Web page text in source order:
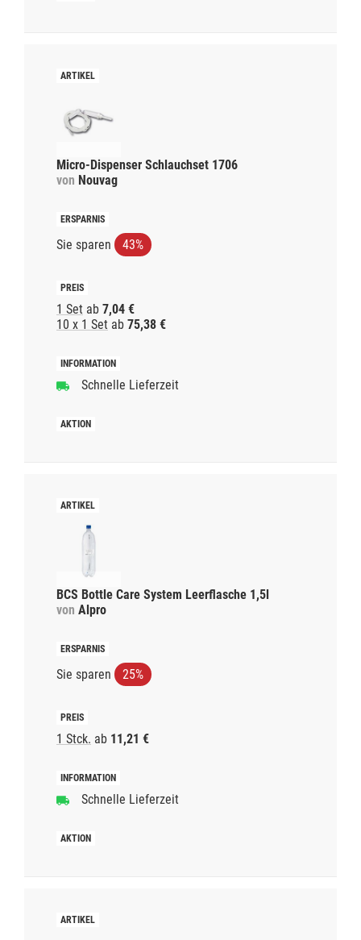
Micro-Dispenser Schlauchset 1706
von Nouvag
Sie sparen 43%
1 Set ab 7,04 €
10 x 1 Set ab 75,38 €
Schnelle Lieferzeit
BCS Bottle Care System Leerflasche 1,5l
von Alpro
Sie sparen 25%
1 Stck. ab 11,21 €
Schnelle Lieferzeit